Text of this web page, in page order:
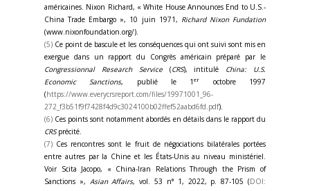
américaines. Nixon Richard, « White House Announces End to U.S.-
China Trade Embargo », 10 juin 1971, Richard Nixon Fundation
(www.nixonfoundation.org/).
(5) Ce point de bascule et les conséquences qui ont suivi sont mis en
exergue dans un rapport du Congrès américain préparé par le
Congressionnal Research Service(CRS), intitulé China: U.S.
Economic Sanctions, publié le 1er
octobre 1997
(https://www.everycrsreport.com/files/19971001_96-
272_f3b51f9f7428f4d9c3024100b02ffef52aabd6fd.pdf).
(6) Ces points sont notamment abordés en détails dans le rapport du
CRSprécité.
(7) Ces rencontres sont le fruit de négociations bilatérales portées
entre autres par la Chine et les États-Unis au niveau ministériel.
Voir Scita Jacopo, « China-Iran Relations Through the Prism of
Sanctions », Asian Affairs, vol. 53 n° 1, 2022, p. 87-105 (DOI: